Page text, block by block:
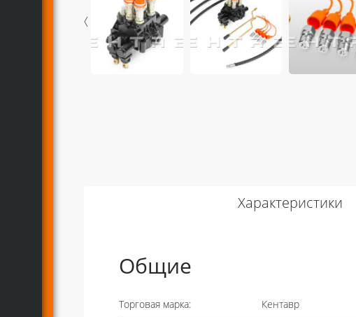
Характеристики
Общие
Торговая марка: Кентавр